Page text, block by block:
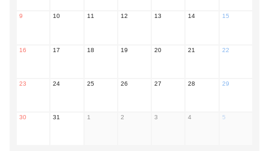
9 10 11 12 13 14 15
16 17 18 19 20 21 22
23 24 25 26 27 28 29
30 31 1 2 3 4 5